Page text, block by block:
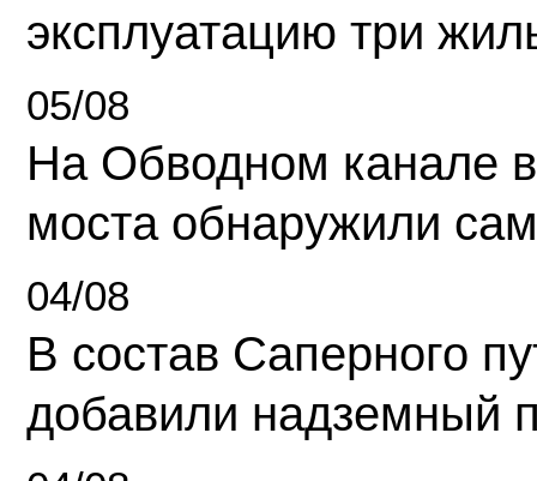
эксплуатацию три
05/08
На Обводном канале
моста обнаружили
04/08
В состав Саперного
добавили надземный